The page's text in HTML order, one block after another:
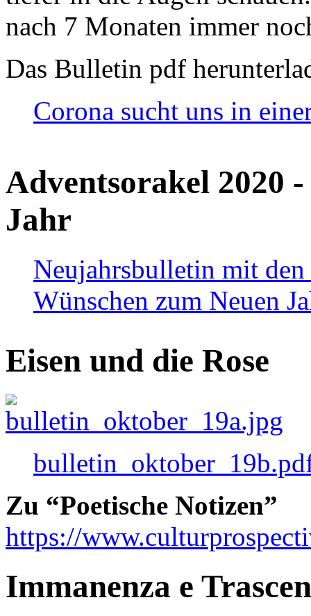
nach 7 Monaten immer
Das Bulletin pdf
Corona sucht uns in
Adventsorakel 2020
Jahr
Neujahrsbulletin mit den
Wünschen zum Neuen
Eisen und die Rose
Zu “Poetische Notizen”
https://
Immanenza e